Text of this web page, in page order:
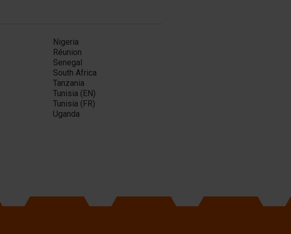
Nigeria
Réunion
Senegal
South Africa
Tanzania
Tunisia (EN)
Tunisia (FR)
Uganda